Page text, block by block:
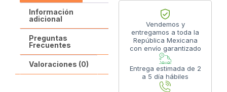
Información
adicional
Preguntas
Frecuentes
Valoraciones (0)
Vendemos y
entregamos a toda la
República Mexicana
con envío garantizado
Entrega estimada de 2
a 5 día hábiles